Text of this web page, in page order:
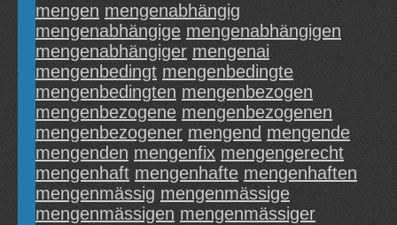
mengen mengenabhängig
mengenabhängige mengenabhängigen
mengenabhängiger mengenai
mengenbedingt mengenbedingte
mengenbedingten mengenbezogen
mengenbezogene mengenbezogenen
mengenbezogener mengend mengende
mengenden mengenfix mengengerecht
mengenhaft mengenhafte mengenhaften
mengenmässig mengenmässige
mengenmässigen mengenmässiger